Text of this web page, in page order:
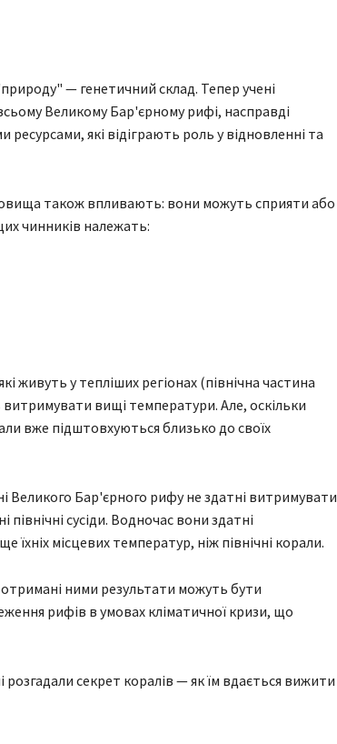
— генетичний склад. Тепер учені
Великому Бар'єрному рифі, насправді
які відіграють роль у відновленні та
також впливають: вони можуть сприяти або
чинників належать:
живуть у тепліших регіонах (північна частина
вищі температури. Але, оскільки
вже підштовхуються близько до своїх
Великого Бар'єрного рифу не здатні витримувати
північні сусіди. Водночас вони здатні
місцевих температур, ніж північні корали.
ними результати можуть бути
рифів в умовах кліматичної кризи, що
секрет коралів — як їм вдається вижити